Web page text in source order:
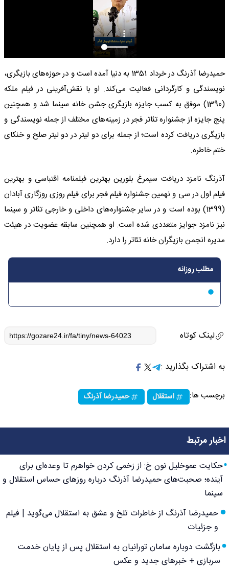
حمیدرضا آذرنگ در خرداد 1351 به دنیا آمده است و در حوزه‌های بازیگری،
نویسندگی و کارگردانی فعالیت می‌کند. او با نقش‌آفرینی در فیلم ملکه
(1390) موفق به کسب جایزه بازیگری جشن خانه سینما شد و همچنین
پنج جایزه از جشنواره تئاتر فجر در زمینه‌های مختلف از جمله نویسندگی و
بازیگری دریافت کرده است؛ از جمله برای دو لیتر در دو لیتر صلح و خنکای
ختم خاطره.
آذرنگ نامزد دریافت سیمرغ بلورین بهترین فیلمنامه اقتباسی و بهترین
فیلم اول در سی و نهمین جشنواره فیلم فجر برای فیلم روزی روزگاری آبادان
(1399) بوده است و در سایر جشنواره‌های داخلی و خارجی تئاتر و سینما
نیز نامزد جوایز متعددی شده است. او همچنین سابقه عضویت در هیئت
مدیره انجمن بازیگران خانه تئاتر را دارد.
مطلب روزانه
لینک کوتاه
به اشتراک بگذارید :
برچسب ها: استقلال حمیدرضا آذرنگ
اخبار مرتبط
حکایت عموخلیل نون خ: از زخمی کردن خواهرم تا وعده‌ای برای
آینده؛ صحبت‌های حمیدرضا آذرنگ درباره روزهای حساس استقلال و
سینما
حمیدرضا آذرنگ از خاطرات تلخ و عشق به استقلال می‌گوید | فیلم
و جزئیات
بازگشت دوباره سامان تورانیان به استقلال پس از پایان خدمت
سربازی + خبرهای جدید و عکس